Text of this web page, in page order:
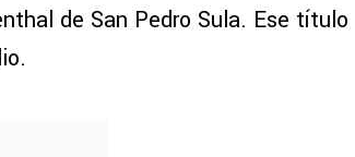
de San Pedro Sula. Ese título